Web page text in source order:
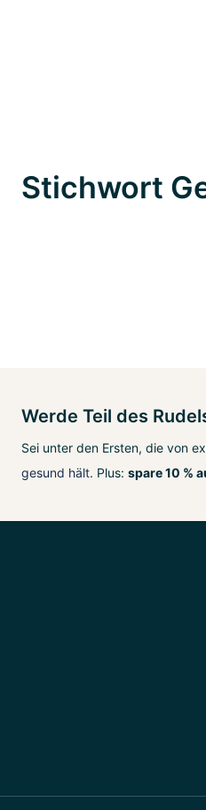
Stichwort
Werde Teil des
Sei unter den Ersten, die von
gesund hält. Plus: spare 10 %